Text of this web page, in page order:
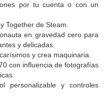
por tu cuenta o con un
Together de Steam.
en gravedad cero para
y delicadas.
y crea maquinaria.
con influencia de fotografías
personalizable y controles